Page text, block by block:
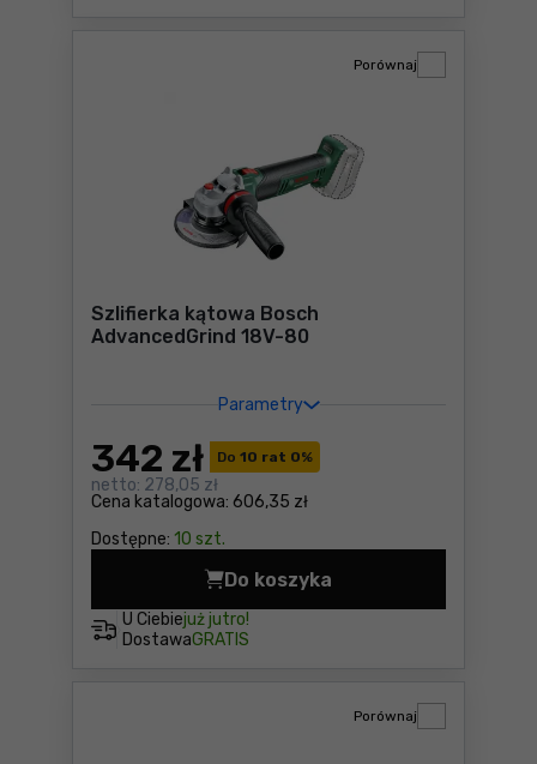
Szlifierka kątowa Bosch
AdvancedGrind 18V-80
Parametry
Do 10 rat 0%
Cena katalogowa: 606,35 zł
342 zł
netto: 278,05 zł
Dostępne: 10 szt.
Porównaj
U Ciebiejuż jutro!
DostawaGRATIS
Do koszyka
Szlifierka kątowa Bosch
Porównaj